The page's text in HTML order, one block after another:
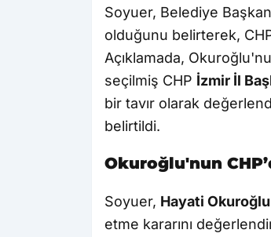
Soyuer, Belediye
olduğunu belirterek,
Açıklamada,
seçilmiş CHP İzmir İl
bir tavır olarak
belirtildi.
Okuroğlu'nun
Soyuer, Hayati Okuroğlu
etme kararını